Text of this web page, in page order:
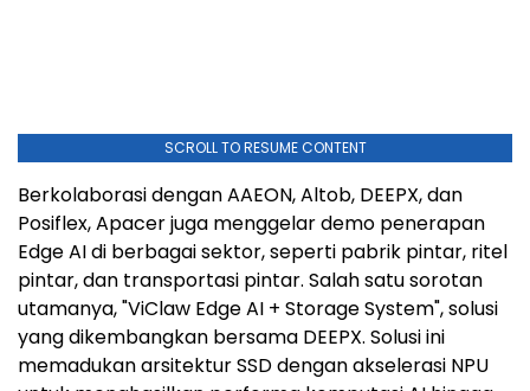
SCROLL TO RESUME CONTENT
Berkolaborasi dengan AAEON, Altob, DEEPX, dan
Posiflex, Apacer juga menggelar demo penerapan
Edge AI di berbagai sektor, seperti pabrik pintar, ritel
pintar, dan transportasi pintar. Salah satu sorotan
utamanya, "ViClaw Edge AI + Storage System", solusi
yang dikembangkan bersama DEEPX. Solusi ini
memadukan arsitektur SSD dengan akselerasi NPU